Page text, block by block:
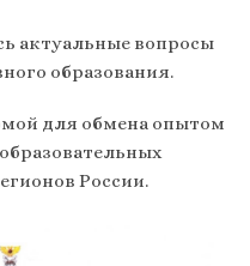
актуальные вопросы
образования.
для обмена опытом
России.